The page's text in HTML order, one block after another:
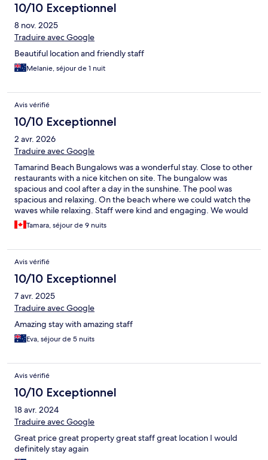
10/10 Exceptionnel
8 nov. 2025
Traduire avec Google
Beautiful location and friendly staff
Melanie, séjour de 1 nuit
Avis vérifié
10/10 Exceptionnel
2 avr. 2026
Traduire avec Google
Tamarind Beach Bungalows was a wonderful stay. Close to other
restaurants with a nice kitchen on site. The bungalow was
spacious and cool after a day in the sunshine. The pool was
spacious and relaxing. On the beach where we could watch the
waves while relaxing. Staff were kind and engaging. We would
stay here again.
Tamara, séjour de 9 nuits
Avis vérifié
10/10 Exceptionnel
7 avr. 2025
Traduire avec Google
Amazing stay with amazing staff
Eva, séjour de 5 nuits
Avis vérifié
10/10 Exceptionnel
18 avr. 2024
Traduire avec Google
Great price great property great staff great location I would
definitely stay again